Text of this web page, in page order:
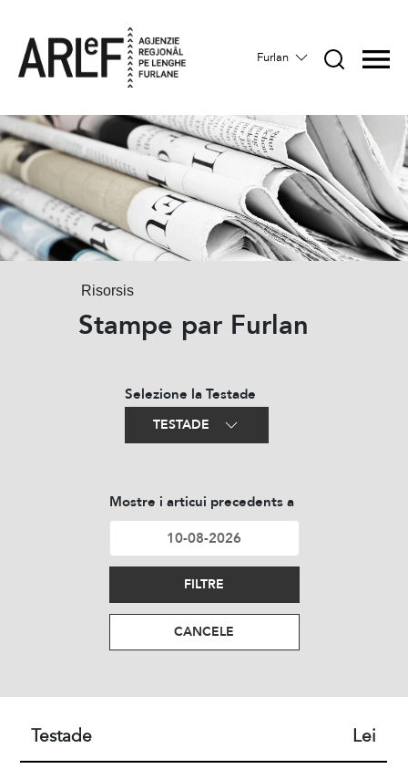
Furlan
Risorsis
Stampe par Furlan
Selezione la Testade
TESTADE
Mostre i articui precedents a
FILTRE
CANCELE
Testade Lei